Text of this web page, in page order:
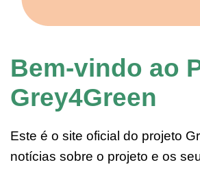
Bem-vindo ao
Grey4Green
Este é o site oficial do projeto
notícias sobre o projeto e os